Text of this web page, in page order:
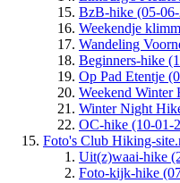
BzB-hike (05-
Weekendje
Wandeling
Beginners-hike
Op Pad Etentje
Weekend Winter
Winter Night
OC-hike (10-01-
Foto's Club Hiking-
Uit(z)waai-hike
Foto-kijk-hike